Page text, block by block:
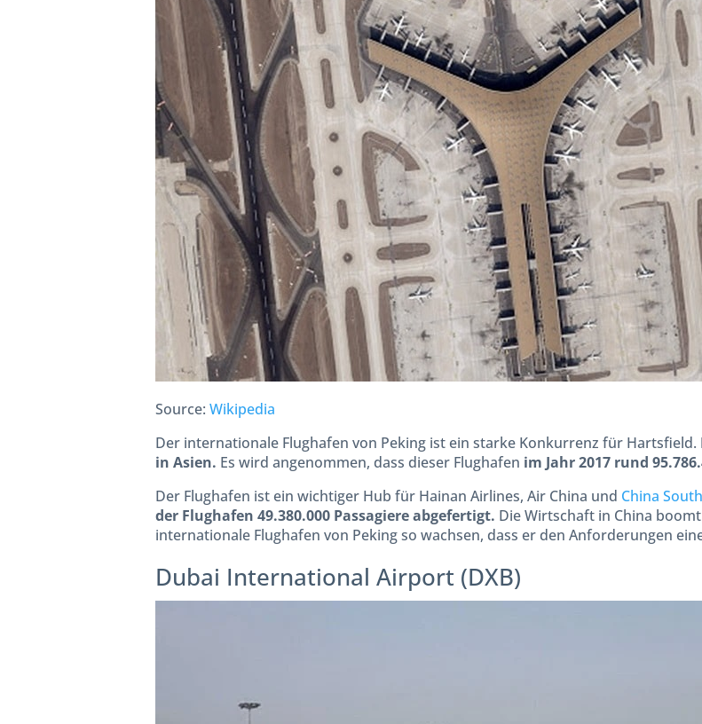
Source: Wikipedia
Der internationale Flughafen von Peking ist ein starke Konkurrenz für Hartsfield.
in Asien. Es wird angenommen, dass dieser Flughafen im Jahr 2017 rund
Der Flughafen ist ein wichtiger Hub für Hainan Airlines, Air China und China
der Flughafen 49.380.000 Passagiere abgefertigt. Die Wirtschaft in China
internationale Flughafen von Peking so wachsen, dass er den Anforderungen
Dubai International Airport (DXB)